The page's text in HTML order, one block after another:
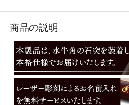
商品の説明